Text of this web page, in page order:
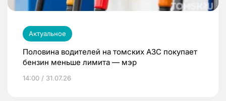
Актуальное
Половина водителей на томских АЗС покупает
бензин меньше лимита — мэр
14:00 / 31.07.26